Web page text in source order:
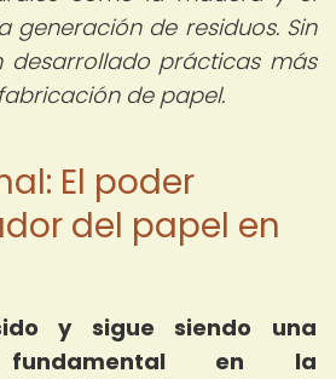
generación de residuos. Sin
desarrollado prácticas más
de papel.
El poder
del papel en
y sigue siendo una
fundamental en la